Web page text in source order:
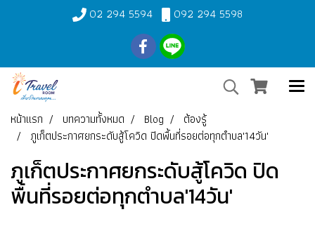
02 294 5594 092 294 5598
หน้าแรก บทความทั้งหมด Blog
ต้องรู้
ภูเก็ตประกาศยกระดับสู้โควิด ปิดพื้นที่รอยต่อทุกตำบล'14วัน'
ภูเก็ตประกาศยกระดับสู้โควิด ปิด
พื้นที่รอยต่อทุกตำบล'14วัน'